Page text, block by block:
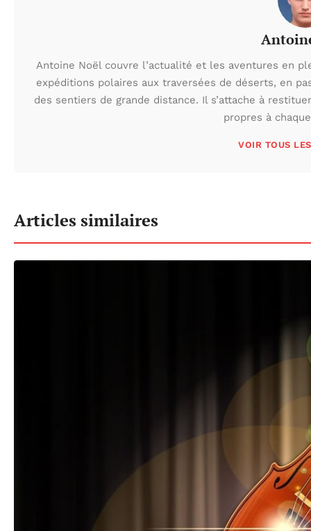
Antoine Noël couvre l’actualité et les aventures en
expéditions polaires aux traversées de déserts, en
des sentiers de grande distance. Il s’attache à
propres à
VOIR TOUS
Articles similaires